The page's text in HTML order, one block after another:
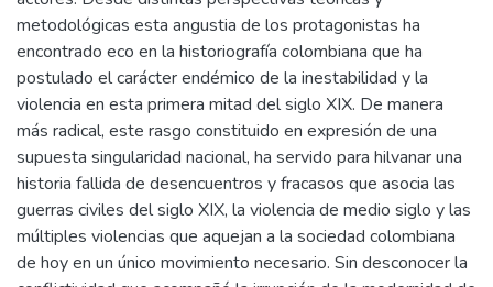
metodológicas esta angustia de los protagonistas ha
encontrado eco en la historiografía colombiana que ha
postulado el carácter endémico de la inestabilidad y la
violencia en esta primera mitad del siglo XIX. De manera
más radical, este rasgo constituido en expresión de una
supuesta singularidad nacional, ha servido para hilvanar una
historia fallida de desencuentros y fracasos que asocia las
guerras civiles del siglo XIX, la violencia de medio siglo y las
múltiples violencias que aquejan a la sociedad colombiana
de hoy en un único movimiento necesario. Sin desconocer la